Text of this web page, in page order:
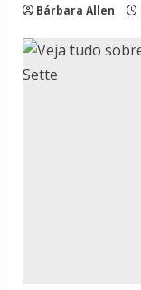
Bárbara Allen